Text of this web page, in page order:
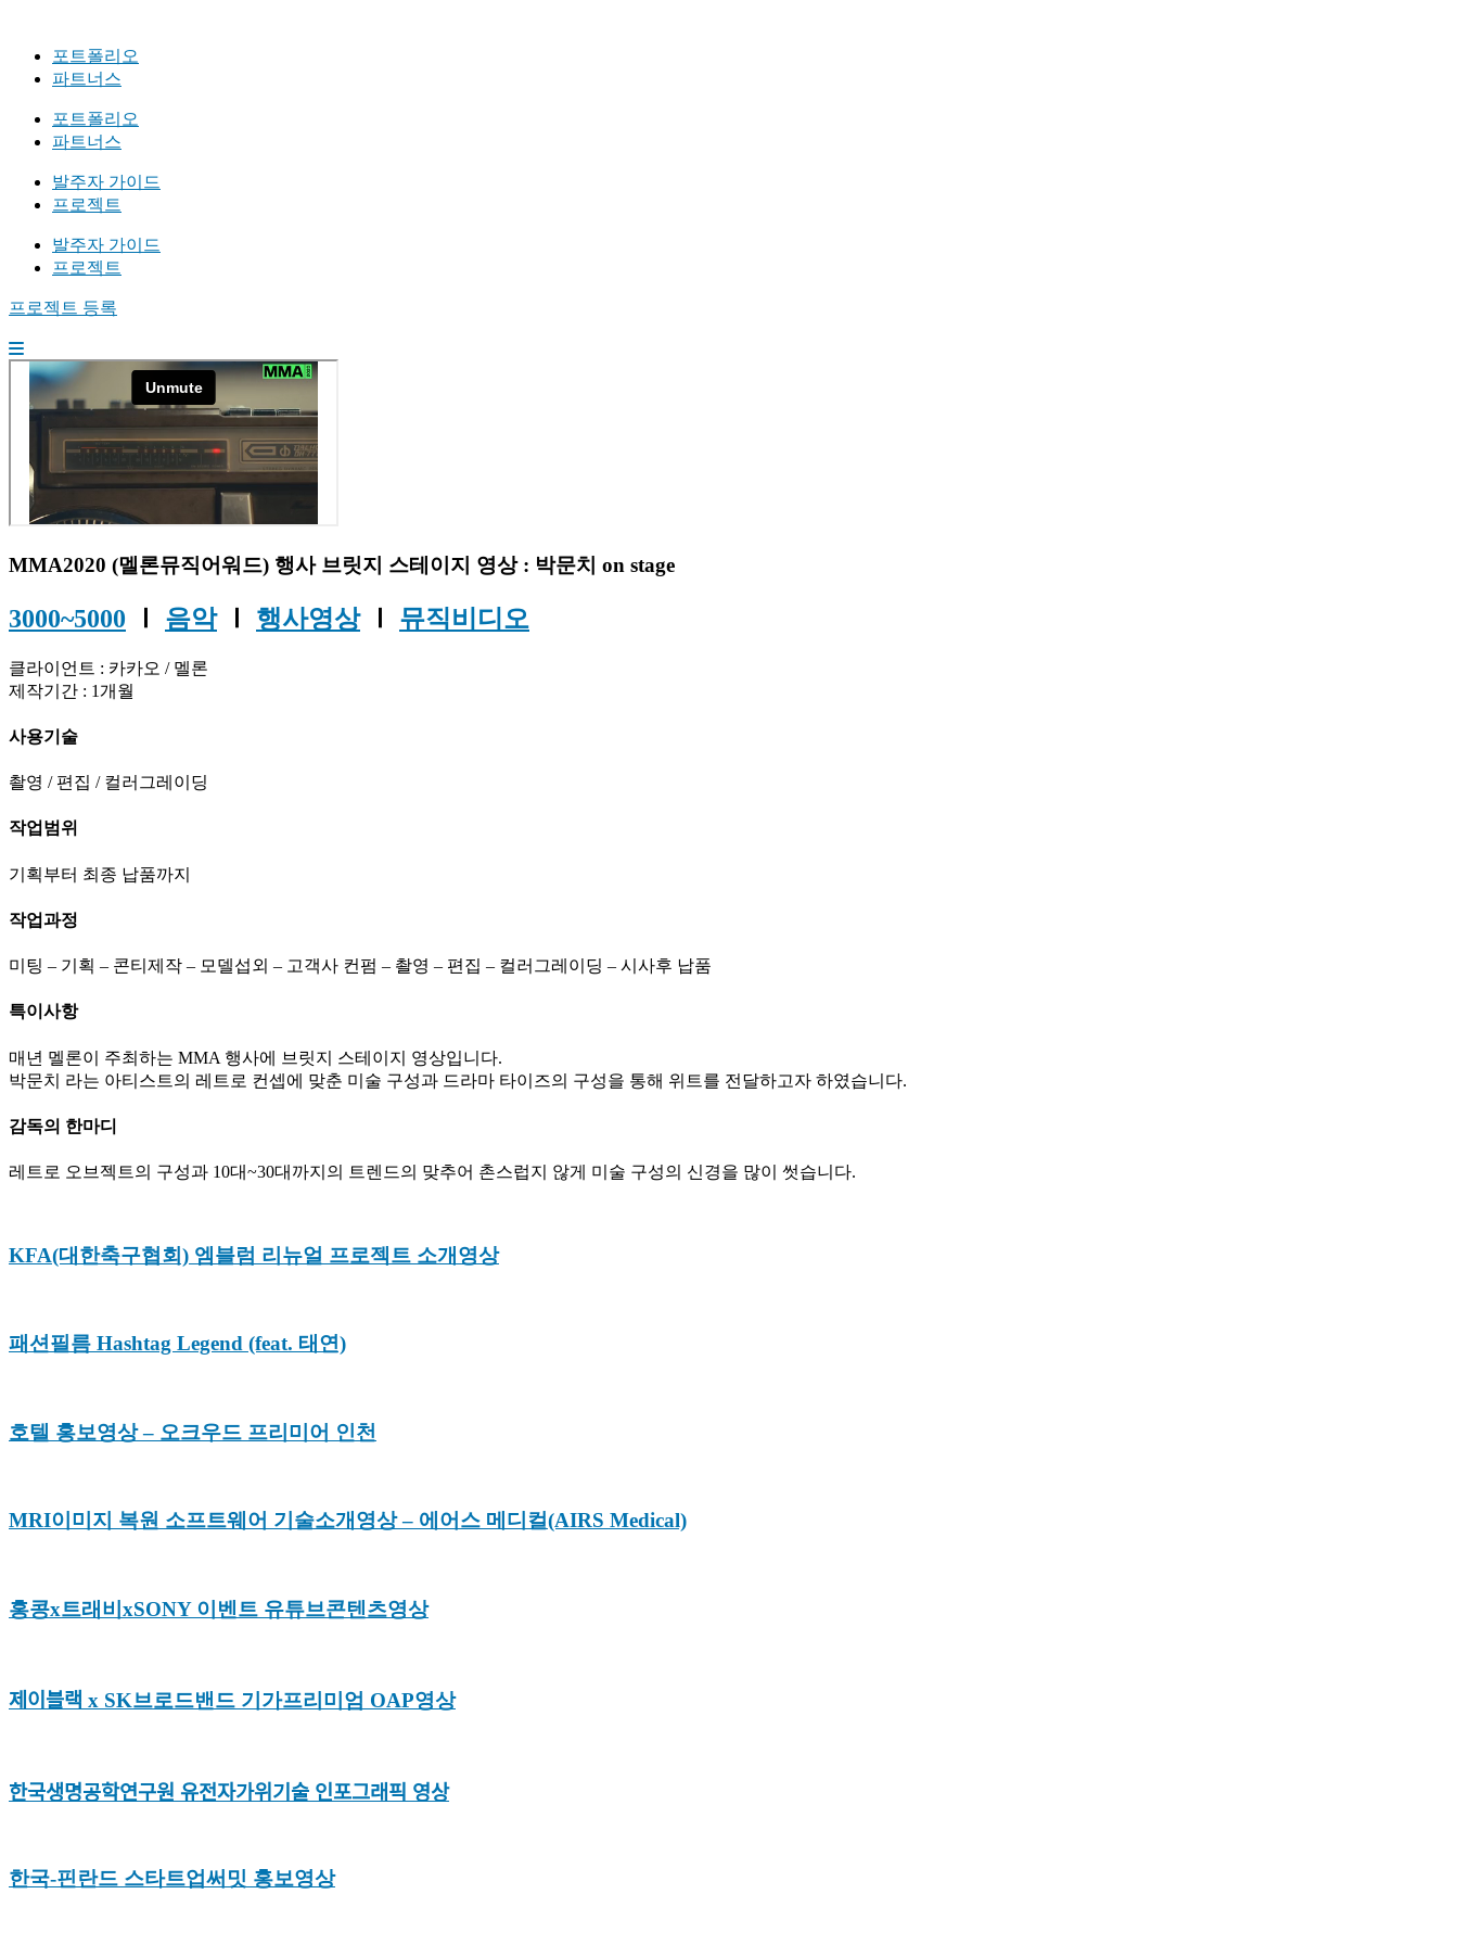
포트폴리오
파트너스
포트폴리오
파트너스
발주자 가이드
프로젝트
발주자 가이드
프로젝트
프로젝트 등록
MMA2020 (멜론뮤직어워드) 행사 브릿지 스테이지 영상 : 박문치 on stage
3000~5000 음악Ⅰ 행사영상Ⅰ 뮤직비디오
클라이언트 : 카카오 / 멜론
제작기간 : 1개월
사용기술
촬영 / 편집 / 컬러그레이딩
작업범위
기획부터 최종 납품까지
작업과정
미팅 – 기획 – 콘티제작 – 모델섭외 – 고객사 컨펌 – 촬영 – 편집 – 컬러그레이딩 – 시사후 납품
특이사항
매년 멜론이 주최하는 MMA 행사에 브릿지 스테이지 영상입니다.
박문치 라는 아티스트의 레트로 컨셉에 맞춘 미술 구성과 드라마 타이즈의 구성을 통해 위트를 전달하고자 하였습니다.
감독의 한마디
레트로 오브젝트의 구성과 10대~30대까지의 트렌드의 맞추어 촌스럽지 않게 미술 구성의 신경을 많이 썻습니다.
KFA(대한축구협회) 엠블럼 리뉴얼 프로젝트 소개영상
패션필름 Hashtag Legend (feat. 태연)
호텔 홍보영상 – 오크우드 프리미어 인천
MRI이미지 복원 소프트웨어 기술소개영상 – 에어스 메디컬(AIRS Medical)
홍콩x트래비xSONY 이벤트 유튜브콘텐츠영상
제이블랙 x SK브로드밴드 기가프리미엄 OAP영상
한국생명공학연구원 유전자가위기술 인포그래픽 영상
한국-핀란드 스타트업써밋 홍보영상